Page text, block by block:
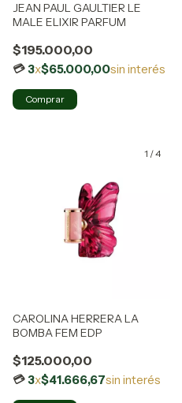
JEAN PAUL GAULTIER LE
MALE ELIXIR PARFUM
$195.000,00
3x$65.000,00sin interés
Comprar
1 /4
CAROLINA HERRERA LA
BOMBA FEM EDP
$125.000,00
3x$41.666,67sin interés